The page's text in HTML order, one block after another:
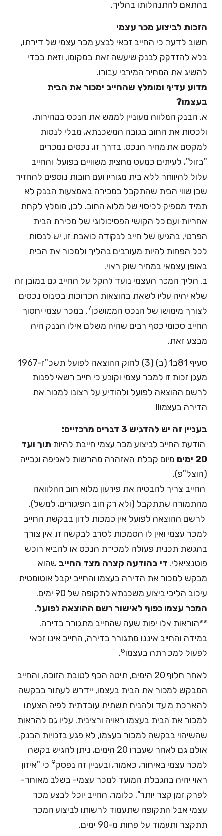
בהתאם להתנהלותו בהליך.
הזכות לביצוע מכר עצמי
חשוב לדעת כי החייב זכאי לבצע מכר עצמי של דירתו,
בלא להזדקק לבנק שיעשה זאת במקומו, וזאת בכדי
להשיג את המחיר המירבי עבורו.
מדוע עדיף ומומלץ שהחייב ימכור את הבית
בעצמו?
א. הבנק המלווה מעוניין לממש את הנכס במהירות,
ולכסות את החוב בגובה המשכנתא, מבלי לנסות
למקסם את מחיר הנכס. בדרך זו, נכסים נמכרים
"בזול", לעיתים כמעט מחצית משוויים בפועל, והחייב
עלול להיוותר ללא בית מגוריו ועם חובות נוספים להחזיר
שכן שווי הבית שהתקבל במכירה באמצעות הבנק לא
תמיד מספיק לכיסוי של מלוא החוב. לכן, מומלץ לקחת
אחריות ועם כל הקושי הפסיכולוגי של מכירת הבית
הפרטי, בהגיעו של חייב לנקודה כואבת זו, יש לנסות
לכל הפחות להיות מעורבים בהליך ולמכור את הבית
באופן עצמאי במחיר שוק ראוי.
ב. הליך המכר העצמי נועד להקל על החייב גם במובן זה
שלא יהיה עליו לשאת בהוצאות הכרוכות בכינוס נכסים
לצורך מימושו של הנכס הממושכן7. במכר עצמי יחסוך
החייב סכומי כסף רבים שהיה משלם אילו הבנק היה
מבצע זאת.
סעיף 81ב1 (ב) (3) לחוק ההוצאה לפועל תשכ"ז-1967
מעגן זכות זו למכר עצמי וקובע כי חייב רשאי לפנות
לרשם ההוצאה לפועל ולהודיע על רצונו למכור את
הדירה בעצמו!!
בעניין זה יש להדגיש 3 דברים מרכזיים:
 הודעת החייב לביצוע מכר עצמי חייבת להיות תוך ועד
20 ימים
מיום קבלת האזהרה מהרשות לאכיפה וגבייה
(הוצל"פ).
 החייב צריך להבטיח את פירעון מלוא חוב ההלוואה
מהתמורה שתתקבל (ולא רק חוב הפיגורים, למשל).
 לרשם ההוצאה לפועל אין סמכות לדון בבקשת החייב
למכר עצמי ואין לו הסמכות לסרב לבקשה זו. אין צורך
בהגשת תכנית פעולה למכירת הנכס או להביא רוכש
פוטנציאלי. די בהודעה קצרה מצד החייב שהוא
מבקש למכור את הדירה בעצמו והחייב יקבל אוטומטית
עיכוב הליכי ביצוע משכנתא לתקופה של 90 ימים.
המכר עצמו כפוף לאישור רשם ההוצאה לפועל.
**הוראות אלו יפות שעה שהחייב מתגורר בדירה.
במידה והחייב איננו מתגורר בדירה, החייב אינו זכאי
לפעול למכירתה בעצמו8
.
לאחר חלוף 20 הימים, תיטה הכף לטובת הזוכה, והחייב
המבקש למכור את הבית בעצמו, יידרש לעתור בבקשה
להארכת מועד ולהניח תשתית עובדתית לפיה הצעתו
למכור את הבית בעצמו ראויה ורצינית. עליו גם להראות
שהשיהוי בבקשה למכור בעצמו, לא פגע בזכויות הבנק.
אולם גם לאחר שעברו 20 הימים, ניתן להגיש בקשה
למכר עצמי באיחור, כאמור, ובעניין זה נפסק9 כי "איזון
ראוי יהיה בהגבלת המועד למכר עצמי- בשלב מאוחר-
לפרק זמן קצר יותר". כלומר, החייב יוכל לבצע מכר
עצמי אבל התקופה שתעמוד לרשותו לביצוע המכר
תתקצר ותעמוד על פחות מ-90 ימים.